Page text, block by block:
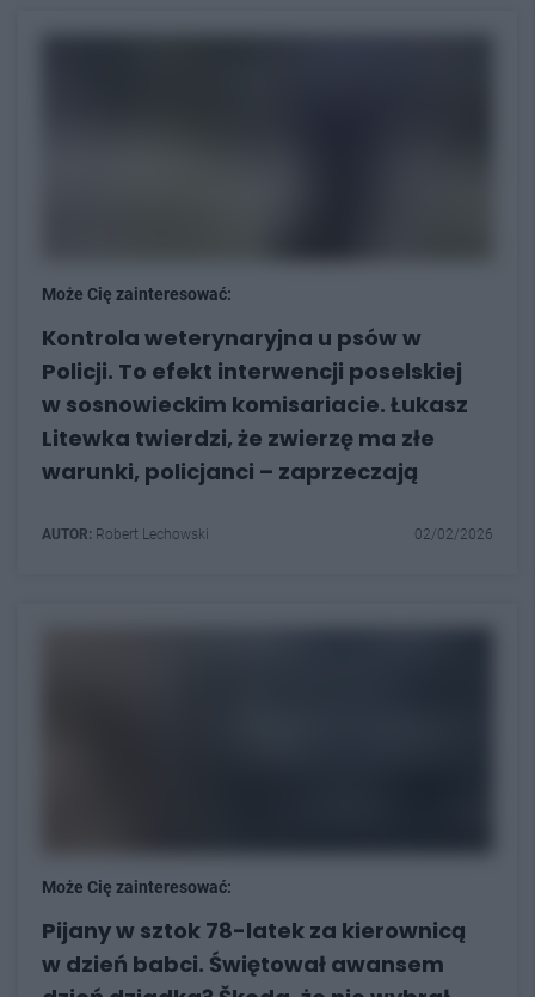
Może Cię zainteresować:
Kontrola weterynaryjna u psów w
Policji. To efekt interwencji poselskiej
w sosnowieckim komisariacie. Łukasz
Litewka twierdzi, że zwierzę ma złe
warunki, policjanci – zaprzeczają
AUTOR: Robert Lechowski 02/02/2026
Może Cię zainteresować:
Pijany w sztok 78-latek za kierownicą
w dzień babci. Świętował awansem